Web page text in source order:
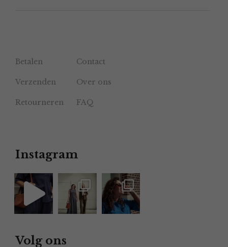
Betalen Contact
Verzenden Over ons
Retourneren FAQ
Instagram
Volg ons